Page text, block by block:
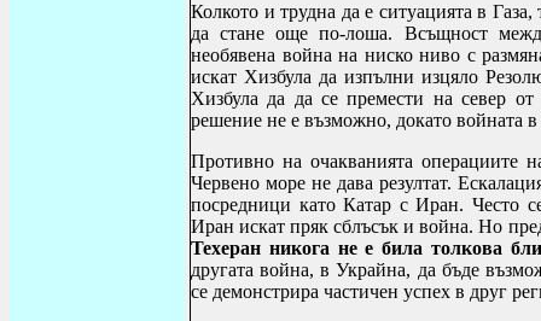
Колкото и трудна да е ситуацията в
да стане още по-лоша. Всъщност
необявена война на ниско ниво с
искат Хизбула да изпълни изцяло
Хизбула да да се премести на север
решение не е възможно, докато войната
Противно на очакванията
Червено море не дава резултат.
посредници като Катар с Иран. Често
Иран искат пряк сблъсък и война. Но
Техеран никога не е била толкова
другата война, в Украйна, да бъде
се демонстрира частичен успех в друг